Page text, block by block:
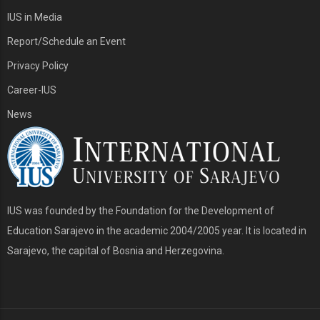
IUS in Media
Report/Schedule an Event
Privacy Policy
Career-IUS
News
IUS was founded by the Foundation for the Development of
Education Sarajevo in the academic 2004/2005 year. It is located in
Sarajevo, the capital of Bosnia and Herzegovina.